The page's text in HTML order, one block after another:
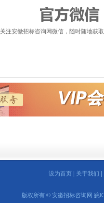
关注安徽招标咨询网微信，随时随地获
设为首页 关于我们
版权所有 © 安徽招标咨询网 皖